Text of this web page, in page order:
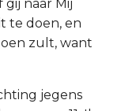
naar Mij
te doen, en
zult, want
jegens